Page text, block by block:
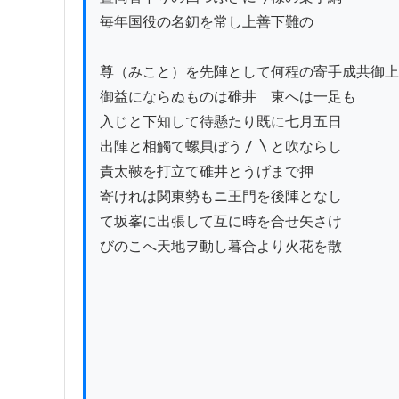
毎年国役の名釖を常し上善下難の
尊（みこと）を先陣として何程の寄手成共御
御益にならぬものは碓井ゟ東へは一足も
入じと下知して待懸たり既に七月五日
出陣と相觸て螺貝ぼう〳〵と吹ならし
責太鞁を打立て碓井とうげまで押
寄けれは関東勢もニ王門を後陣となし
て坂峯に出張して互に時を合せ矢さけ
びのこへ天地ヲ動し暮合より火花を散